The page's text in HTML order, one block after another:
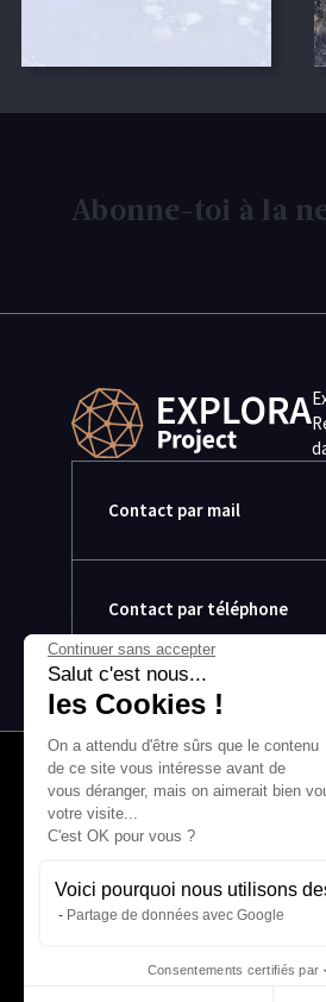
Abonne-toi à la
Contact par mail
Contact par téléphone
À propos
L’histoire et
Confidentialité et
Conditions générales
Avis Explora
Continuer sans accepter
Salut c'est nous...
les Cookies !
On a attendu d'être sûrs que le contenu
de ce site vous intéresse avant de
vous déranger, mais on aimerait bien
votre visite...
C'est OK pour vous ?
Voici pourquoi nous utilisons
Partage de données avec Google
Consentements certifiés par